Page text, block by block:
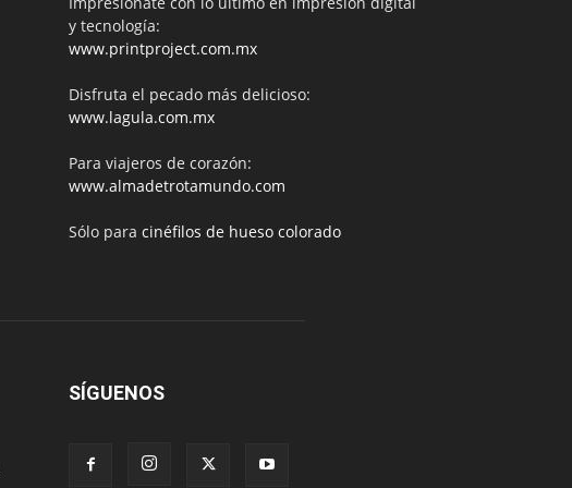
y tecnología:
www.printproject.com.mx
Disfruta el pecado más delicioso:
www.lagula.com.mx
Para viajeros de corazón:
www.almadetrotamundo.com
Sólo para cinéfilos de hueso colorado
SÍGUENOS